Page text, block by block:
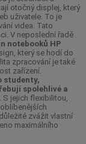
otočný displej, který
uživatele. To je
videa. Tato
V neposlední řadě
notebooků HP
který se hodí do
zpracování je také
zařízení.
studenty,
spolehlivé a
S jejich flexibilitou,
zvážit vlastní
maximálního